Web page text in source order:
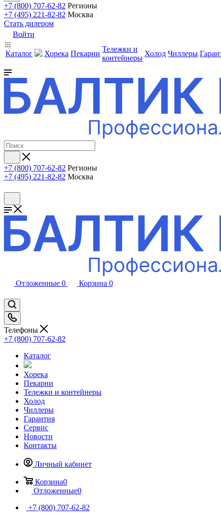
+7 (800) 707-62-82 Регионы
+7 (495) 221-82-82 Москва
Стать дилером
Войти
Каталог Хорека Пекарни
Тележки и
контейнеры
Холод Чиллеры
+7 (800) 707-62-82 Регионы
+7 (495) 221-82-82 Москва
Отложенные 0 Корзина 0
Телефоны
+7 (800) 707-62-82
Каталог
Хорека
Пекарни
Тележки и контейнеры
Холод
Чиллеры
Гарантия
Сервис
Новости
Контакты
Личный кабинет
Корзина0
Отложенные0
+7 (800) 707-62-82